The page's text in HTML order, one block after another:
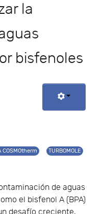
la
bisfenoles
COSMOtherm
TURBOMOLE
de aguas
el bisfenol A (BPA)